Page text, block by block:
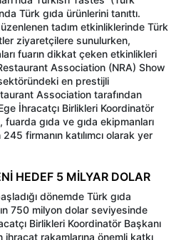
Türk gıda ürünlerini tanıttı.
tadım etkinliklerinde Türk
ziyaretçilere sunulurken,
fuarın dikkat çeken etkinlikleri
Association (NRA) Show
sektöründeki en prestijli
Association tarafından
İhracatçı Birlikleri Koordinatör
gıda ve gıda ekipmanları
firmanın katılımcı olarak yer
HEDEF 5 MİLYAR DOLAR
dönemde Türk gıda
750 milyon dolar seviyesinde
Birlikleri Koordinatör Başkanı
rakamlarına önemli katkı